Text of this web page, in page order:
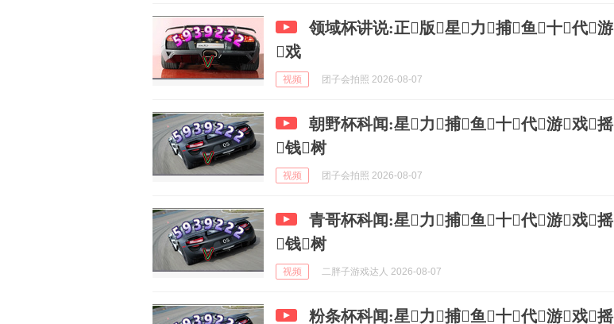
领域杯讲说:正版星力捕鱼十代游
戏
视频 团子会拍照 2026-08-07
朝野杯科闻:星力捕鱼十代游戏摇
钱树
视频 团子会拍照 2026-08-07
青哥杯科闻:星力捕鱼十代游戏摇
钱树
视频 二胖子游戏达人 2026-08-07
粉条杯科闻:星力捕鱼十代游戏摇